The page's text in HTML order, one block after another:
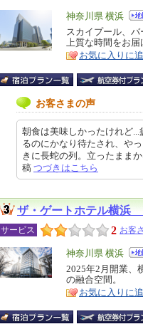
エ
リ
ア
神奈川県 横浜
特
徴
スカイプール、
上質な時間をお
お気に入りに
お客さまの声
朝食は美味しかったけれど
るのにかなり待たされ、や
きに長蛇の列。立ったまま
稿 つづきはこちら
ザ・ゲートホテル横
サービス 2 お客
エ
リ
ア
神奈川県 横浜
特
徴
2025年2月開業、
の融合空間。
お気に入りに